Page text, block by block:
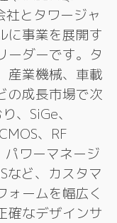
社とタワージャ
に事業を展開す
ーダーです。タ
産業機械、車載
の成長市場で次
、SiGe、
、RF
パワーマネージ
など、カスタマ
ォームを幅広く
確なデザインサ